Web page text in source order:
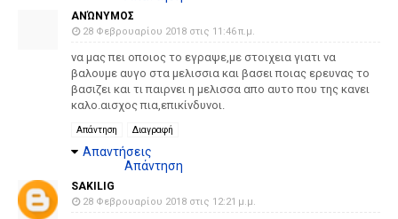
ΑΝΏΝΥΜΟΣ
28 Φεβρουαρίου 2018 στις 11:46 π.μ.
να μας πει οποιος το εγραψε,με στοιχεια γιατι να
βαλουμε αυγο στα μελισσια και βασει ποιας ερευνας το
βασιζει και τι παιρνει η μελισσα απο αυτο που της κανει
καλο.αισχος πια,επικίνδυνοι.
Απάντηση Διαγραφή
Απαντήσεις
Απάντηση
SAKILIG
28 Φεβρουαρίου 2018 στις 12:21 μ.μ.